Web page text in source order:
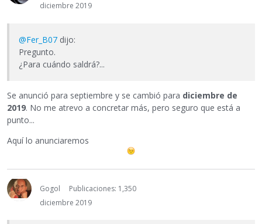
diciembre 2019
@Fer_B07 dijo:
Pregunto.
¿Para cuándo saldrá?...
Se anunció para septiembre y se cambió para diciembre de
2019. No me atrevo a concretar más, pero seguro que está a
punto...
Aquí lo anunciaremos
Gogol
Publicaciones: 1,350
diciembre 2019